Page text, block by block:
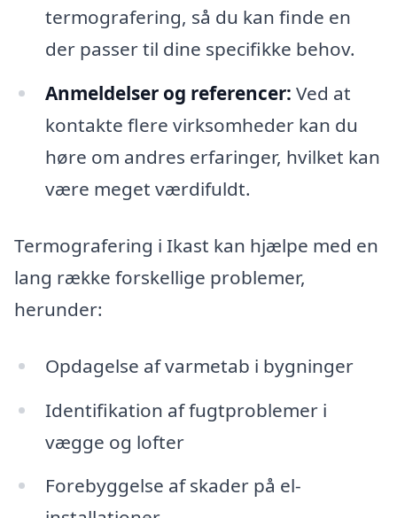
termografering, så du kan finde en
der passer til dine specifikke behov.
Anmeldelser og referencer: Ved at
kontakte flere virksomheder kan du
høre om andres erfaringer, hvilket kan
være meget værdifuldt.
Termografering i Ikast kan hjælpe med en
lang række forskellige problemer,
herunder:
Opdagelse af varmetab i bygninger
Identifikation af fugtproblemer i
vægge og lofter
Forebyggelse af skader på el-